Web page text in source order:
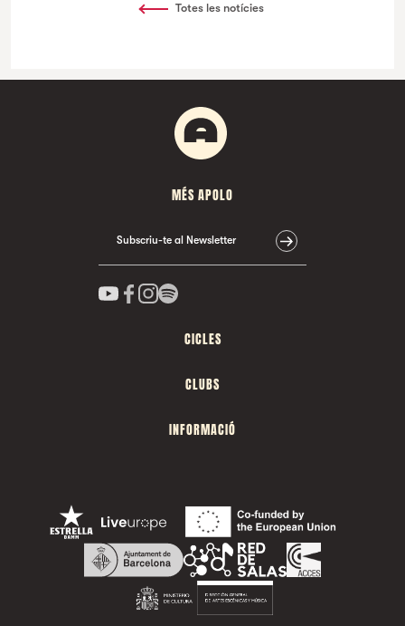
Totes les notícies
MÉS APOLO
Subscriu-te al Newsletter
CICLES
CLUBS
INFORMACIÓ